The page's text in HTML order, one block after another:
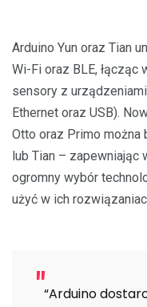
Arduino Yun oraz Tian
Wi-Fi oraz BLE,
sensory z
Ethernet oraz USB).
Otto oraz Primo można
lub Tian – zapewniając
ogromny wybór
użyć w ich
“Arduino